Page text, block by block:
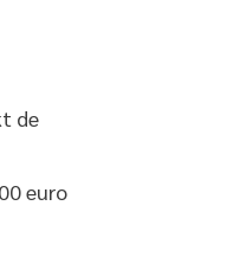
de
euro